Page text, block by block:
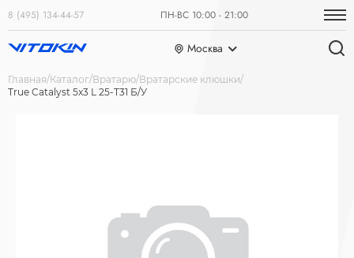
8 (495) 134-44-57 ПН-ВС 10:00 - 21:00
Москва
Главная Каталог Вратарю Вратарские клюшки
True Catalyst 5x3 L 25-T31 Б/У